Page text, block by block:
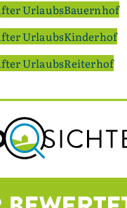
UrlaubsBauernhof
UrlaubsKinderhof
UrlaubsReiterhof